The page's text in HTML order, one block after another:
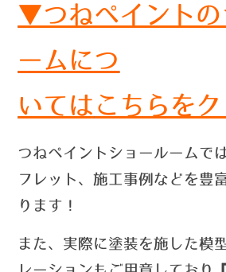
▼つねペイントの
ームにつ
いては こちらをク
つねペイントショールームで
フレット、施工事例などを豊
ります！
また、実際に塗装を施した模